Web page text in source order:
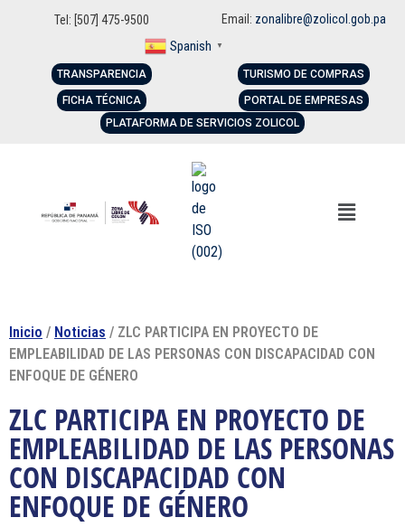
Tel: [507] 475-9500 Email: zonalibre@zolicol.gob.pa
Spanish ▼
TRANSPARENCIA
FICHA TÉCNICA
TURISMO DE COMPRAS
PORTAL DE EMPRESAS
PLATAFORMA DE SERVICIOS ZOLICOL
Inicio / Noticias / ZLC PARTICIPA EN PROYECTO DE
EMPLEABILIDAD DE LAS PERSONAS CON DISCAPACIDAD CON
ENFOQUE DE GÉNERO
ZLC PARTICIPA EN PROYECTO DE
EMPLEABILIDAD DE LAS PERSONAS
CON DISCAPACIDAD CON
ENFOQUE DE GÉNERO